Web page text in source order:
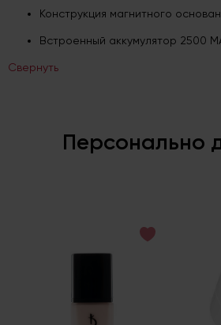
Конструкция магнитного
Встроенный аккумулятор 2500
Свернуть
Персонально